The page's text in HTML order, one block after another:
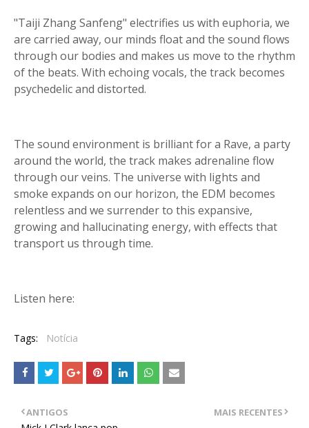
"Taiji Zhang Sanfeng" electrifies us with euphoria, we
are carried away, our minds float and the sound flows
through our bodies and makes us move to the rhythm
of the beats. With echoing vocals, the track becomes
psychedelic and distorted.
The sound environment is brilliant for a Rave, a party
around the world, the track makes adrenaline flow
through our veins. The universe with lights and
smoke expands on our horizon, the EDM becomes
relentless and we surrender to this expansive,
growing and hallucinating energy, with effects that
transport us through time.
Listen here:
Tags: Notícia
MAIS RECENTES
ANTIGOS